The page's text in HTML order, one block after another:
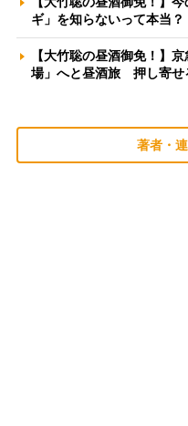
ギ」を知らないって本当
【大竹聡の昼酒御免！】
場」へと昼酒旅 押し寄
著者・